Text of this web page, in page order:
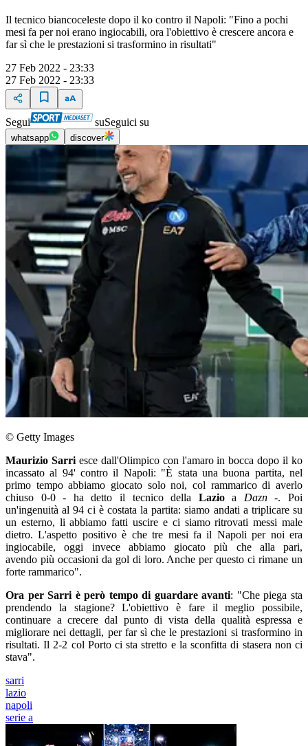
Il tecnico biancoceleste dopo il ko contro il Napoli: "Fino a pochi
mesi fa per noi erano ingiocabili, ora l'obiettivo è crescere ancora e
far sì che le prestazioni si trasformino in risultati"
27 Feb 2022 - 23:33
27 Feb 2022 - 23:33
Segui suSeguici su
whatsapp discover
© Getty Images
Maurizio Sarri esce dall'Olimpico con l'amaro in bocca dopo il ko
incassato al 94' contro il Napoli: "È stata una buona partita, nel
primo tempo abbiamo giocato solo noi, col rammarico di averlo
chiuso 0-0 - ha detto il tecnico della Lazioa Dazn-. Poi
un'ingenuità al 94 ci è costata la partita: siamo andati a triplicare su
un esterno, li abbiamo fatti uscire e ci siamo ritrovati messi male
dietro. L'aspetto positivo è che tre mesi fa il Napoli per noi era
ingiocabile, oggi invece abbiamo giocato più che alla pari,
avendo più occasioni da gol di loro. Anche per questo ci rimane un
forte rammarico".
Ora per Sarri è però tempo di guardare avanti: "Che piega sta
prendendo la stagione? L'obiettivo è fare il meglio possibile,
continuare a crecere dal punto di vista della qualità espressa e
migliorare nei dettagli, per far sì che le prestazioni si trasformino in
risultati. Il 2-2 col Porto ci sta stretto e la sconfitta di stasera non ci
stava".
sarri
lazio
napoli
serie a